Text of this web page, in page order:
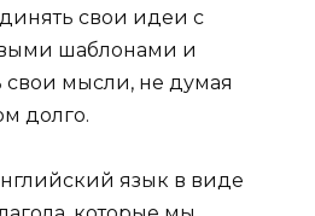
свои идеи с
шаблонами и
мысли, не думая
долго.
язык в виде